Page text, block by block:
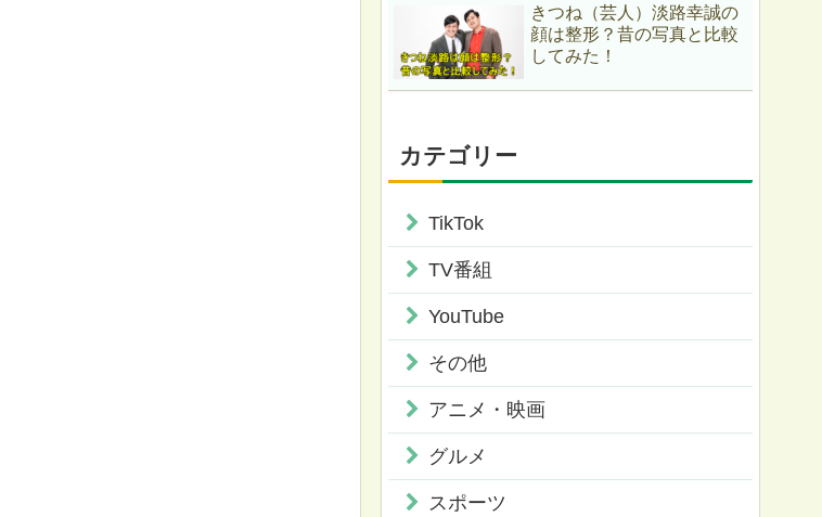
きつね（芸人）淡路幸誠の
顔は整形？昔の写真と比較
してみた！
カテゴリー
TikTok
TV番組
YouTube
その他
アニメ・映画
グルメ
スポーツ